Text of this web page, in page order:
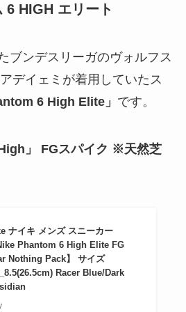
6 HIGH エリート
ブンデスリーガのヴォルフス
デイェミが着用していたス
6 High Elite」 です。
」 FGスパイク ※天然芝
ナイキ メンズ スニーカー
Phantom 6 High Elite FG
Nothing Pack】 サイズ
Racer Blue/Dark